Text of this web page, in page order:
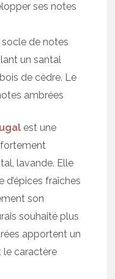
ses notes
de notes
un santal
de cèdre. Le
ambrées
est une
lavande. Elle
fraîches
son
souhaité plus
apportent un
le caractère